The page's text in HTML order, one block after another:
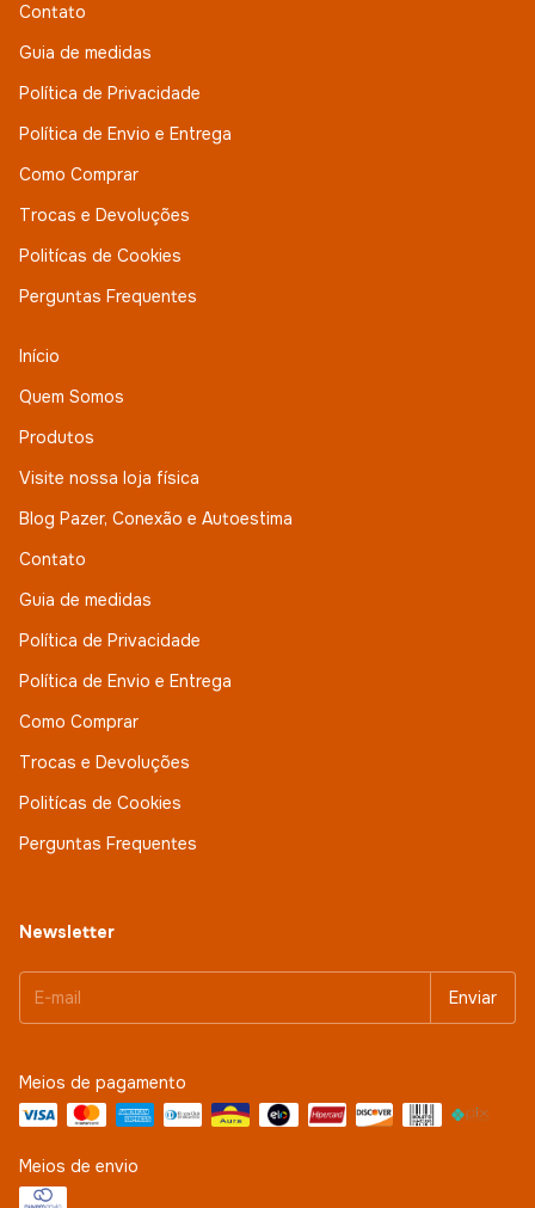
Contato
Guia de medidas
Política de Privacidade
Política de Envio e Entrega
Como Comprar
Trocas e Devoluções
Politícas de Cookies
Perguntas Frequentes
Início
Quem Somos
Produtos
Visite nossa loja física
Blog Pazer, Conexão e Autoestima
Contato
Guia de medidas
Política de Privacidade
Política de Envio e Entrega
Como Comprar
Trocas e Devoluções
Politícas de Cookies
Perguntas Frequentes
Newsletter
Meios de pagamento
Meios de envio